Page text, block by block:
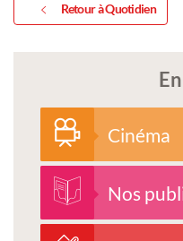
Retour à Quotidien
Cinéma
Nos